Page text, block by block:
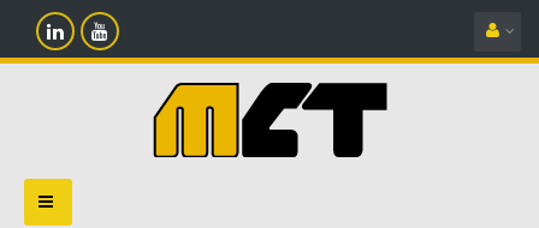
Navegación
Toggle